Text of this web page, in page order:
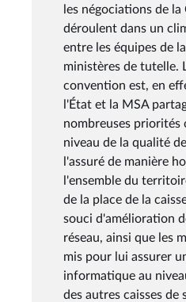
les négociations de la
déroulent dans un
entre les équipes de
ministères de tutelle.
convention est, en
l'État et la MSA
nombreuses priorités
niveau de la qualité
l'assuré de manière
l'ensemble du
de la place de la
souci d'amélioration
réseau, ainsi que les
mis pour lui assurer
informatique au
des autres caisses de